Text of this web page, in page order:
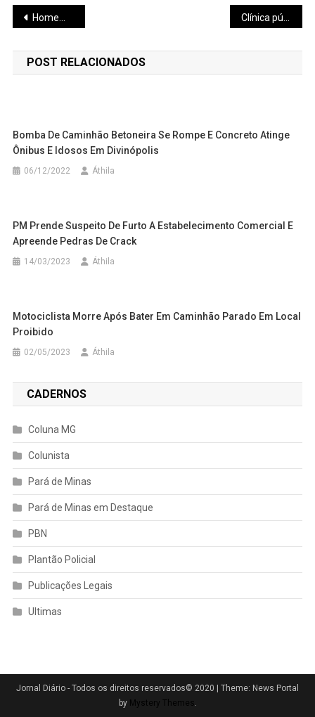
Navegação
de
Post
Homem é atropelado por moto na Presidente Vargas; pedestre e motociclista foram socorridos para a UPA
POST RELACIONADOS
Bomba De Caminhão Betoneira Se Rompe E Concreto Atinge
Ônibus E Idosos Em Divinópolis
06/12/2022 Áthila
PM Prende Suspeito De Furto A Estabelecimento Comercial E
Apreende Pedras De Crack
14/03/2023 Áthila
Motociclista Morre Após Bater Em Caminhão Parado Em Local
Proibido
02/05/2023 Áthila
CADERNOS
Coluna MG
Colunista
Pará de Minas
Pará de Minas em Destaque
PBN
Plantão Policial
Publicações Legais
Ultimas
Jornal Diário - Todos os direitos reservados© 2020
Theme: News Portal
by Mystery Themes .